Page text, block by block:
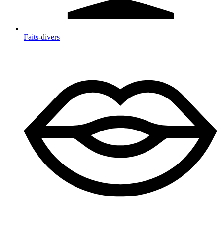
Faits-divers